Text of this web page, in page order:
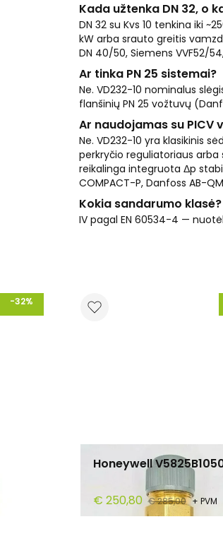
Kada užtenka DN 32, o
DN 32 su Kvs 10 tenkina iki
kW arba srauto greitis
DN 40/50, Siemens VVF52/
Ar tinka PN 25 sistemai?
Ne. VD232-10 nominalus
flanšinių PN 25 vožtuvų
Ar naudojamas su PICV
Ne. VD232-10 yra klasikinis
perkryčio reguliatoriaus arba
reikalinga integruota Δp
COMPACT-P, Danfoss AB-
Kokia sandarumo klasė?
IV pagal EN 60534-4 —
-32%
Honeywell
€ 250,80 € 285,00 + PVM